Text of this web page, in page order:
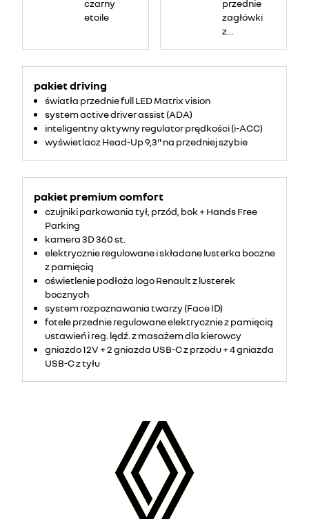
czarny
etoile
przednie
zagłówki
z
pakiet driving
światła przednie full LED Matrix vision
system active driver assist (ADA)
inteligentny aktywny regulator prędkości (i-ACC)
wyświetlacz Head-Up 9,3" na przedniej szybie
pakiet premium comfort
czujniki parkowania tył, przód, bok + Hands Free
Parking
kamera 3D 360 st.
elektrycznie regulowane i składane lusterka boczne
z pamięcią
oświetlenie podłoża logo Renault z lusterek
bocznych
system rozpoznawania twarzy (Face ID)
fotele przednie regulowane elektrycznie z pamięcią
ustawień i reg. lędź. z masażem dla kierowcy
gniazdo 12V + 2 gniazda USB-C z przodu + 4 gniazda
USB-C z tyłu